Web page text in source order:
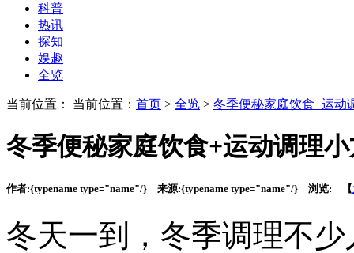
科普
热讯
探知
娱趣
全览
当前位置： 当前位置： 首页 > 全览 > 冬季便秘家庭饮食+运动
冬季便秘家庭饮食+运动调理
作者:{typename type="name"/} 来源:{typename type="name"/} 浏览: 【
冬天一到，冬季调理不